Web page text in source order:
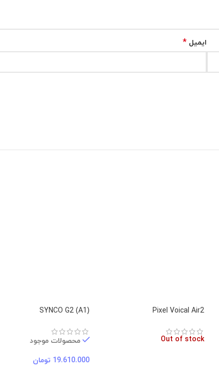
ایمیل *
Pixel Voical Air2
Out of stock
(A1) SYNCO G2
محصولات موجود
19.610.000 تومان